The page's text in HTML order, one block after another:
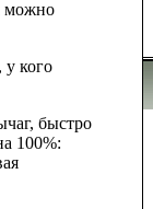
можно
у кого
быстро
100%: